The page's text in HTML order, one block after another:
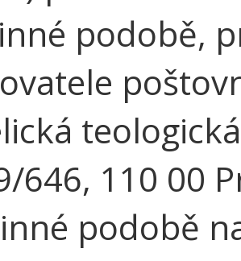
podobě,
646, 110 00
podobě